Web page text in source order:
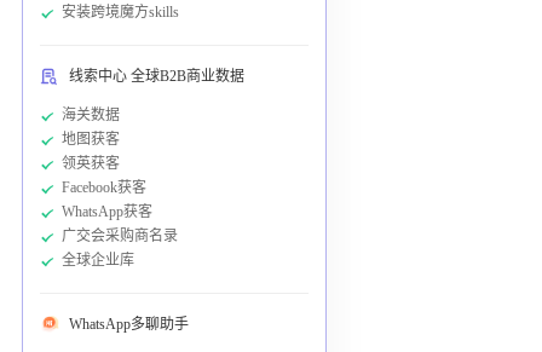
安装跨境魔方skills
线索中心 全球B2B商业数据
海关数据
地图获客
领英获客
Facebook获客
WhatsApp获客
广交会采购商名录
全球企业库
WhatsApp多聊助手